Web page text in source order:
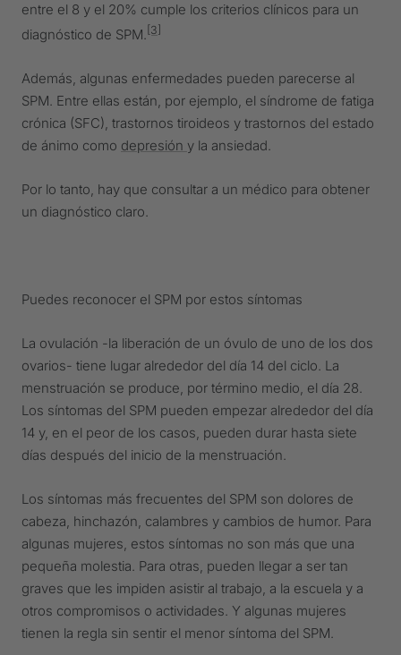
entre el 8 y el 20% cumple los criterios clínicos para un
diagnóstico de SPM. [3]
Además, algunas enfermedades pueden parecerse al
SPM. Entre ellas están, por ejemplo, el síndrome de fatiga
crónica (SFC), trastornos tiroideos y trastornos del estado
de ánimo como depresión y la ansiedad.
Por lo tanto, hay que consultar a un médico para obtener
un diagnóstico claro.
Puedes reconocer el SPM por estos síntomas
La ovulación -la liberación de un óvulo de uno de los dos
ovarios- tiene lugar alrededor del día 14 del ciclo. La
menstruación se produce, por término medio, el día 28.
Los síntomas del SPM pueden empezar alrededor del día
14 y, en el peor de los casos, pueden durar hasta siete
días después del inicio de la menstruación.
Los síntomas más frecuentes del SPM son dolores de
cabeza, hinchazón, calambres y cambios de humor. Para
algunas mujeres, estos síntomas no son más que una
pequeña molestia. Para otras, pueden llegar a ser tan
graves que les impiden asistir al trabajo, a la escuela y a
otros compromisos o actividades. Y algunas mujeres
tienen la regla sin sentir el menor síntoma del SPM.